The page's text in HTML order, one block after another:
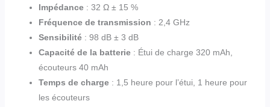
Impédance: 32 Ω ± 15 %
Fréquence de transmission : 2,4 GHz
Sensibilité: 98 dB ± 3 dB
Capacité de la batterie: Étui de charge 320 mAh,
écouteurs 40 mAh
Temps de charge: 1,5 heure pour l’étui, 1 heure pour
les écouteurs